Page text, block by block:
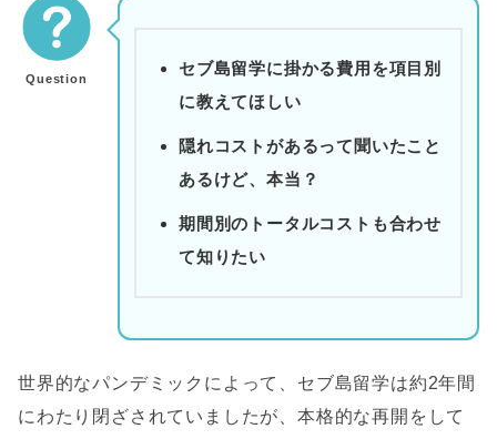
Question
セブ島留学に掛かる費用を項目別
に教えてほしい
隠れコストがあるって聞いたこと
あるけど、本当？
期間別のトータルコストも合わせ
て知りたい
世界的なパンデミックによって、セブ島留学は約2年間
にわたり閉ざされていましたが、本格的な再開をして